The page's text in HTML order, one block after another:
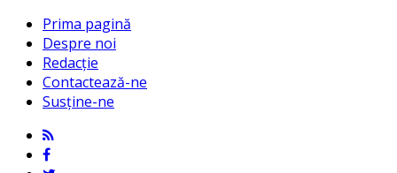
Prima pagină
Despre noi
Redacție
Contactează-ne
Susține-ne